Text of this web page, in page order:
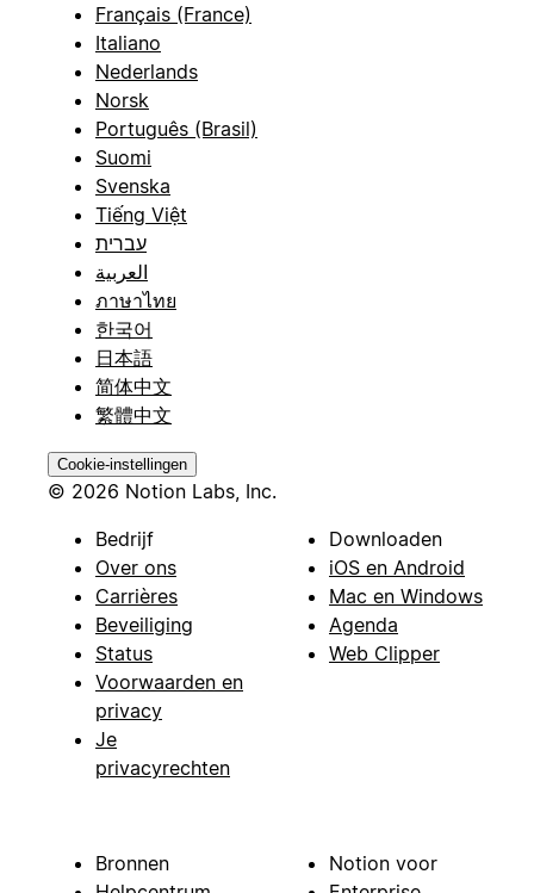
Français (France)
Italiano
Nederlands
Norsk
Português (Brasil)
Suomi
Svenska
Tiếng Việt
עברית
العربية
ภาษาไทย
한국어
日本語
简体中文
繁體中文
Cookie-instellingen
© 2026 Notion Labs, Inc.
Bedrijf
Over ons
Carrières
Beveiliging
Status
Voorwaarden en
privacy
Je
privacyrechten
Downloaden
iOS en Android
Mac en Windows
Agenda
Web Clipper
Bronnen
Notion voor